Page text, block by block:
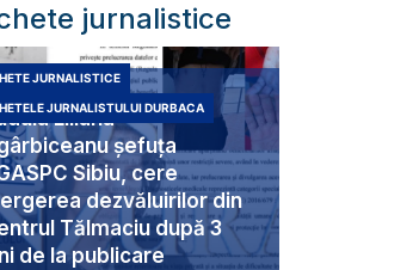
jurnalistice
Liliana
șefuța
Sibiu, cere
dezvăluirilor din
Tălmaciu după 3
de la publicare
JURNALISTICE
JURNALISTULUI DURBACA